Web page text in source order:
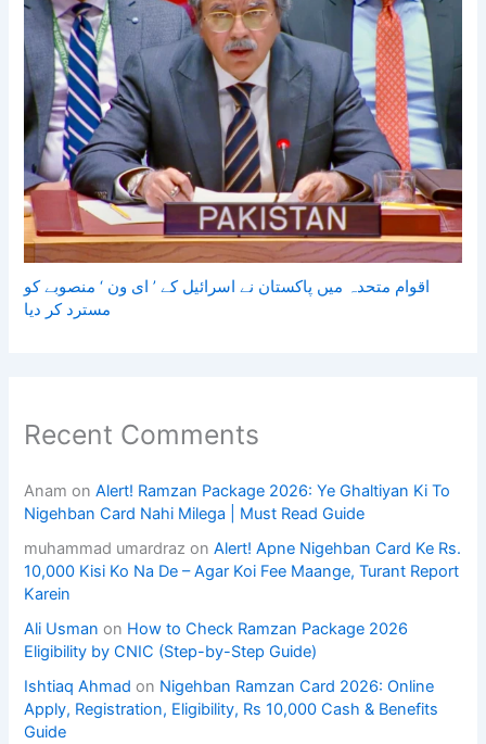
اقوام متحدہ میں پاکستان نے اسرائیل کے ’ ای ون ‘ منصوبے کو
مسترد کر دیا
Recent Comments
Anam onAlert! Ramzan Package 2026: Ye Ghaltiyan Ki To
Nigehban Card Nahi Milega | Must Read Guide
muhammad umardraz onAlert! Apne Nigehban Card Ke Rs.
10,000 Kisi Ko Na De – Agar Koi Fee Maange, Turant Report
Karein
Ali Usman on How to Check Ramzan Package 2026
Eligibility by CNIC (Step-by-Step Guide)
Ishtiaq Ahmad on Nigehban Ramzan Card 2026: Online
Apply, Registration, Eligibility, Rs 10,000 Cash & Benefits
Guide